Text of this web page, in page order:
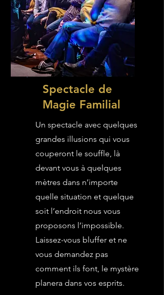
Spectacle de
Magie Familial
Un spectacle avec quelques
grandes illusions qui vous
couperont le souffle, là
devant vous à quelques
mètres dans n’importe
quelle situation et quelque
soit l’endroit nous vous
proposons l’impossible.
Laissez-vous bluffer et ne
vous demandez pas
comment ils font, le mystère
planera dans vos esprits.